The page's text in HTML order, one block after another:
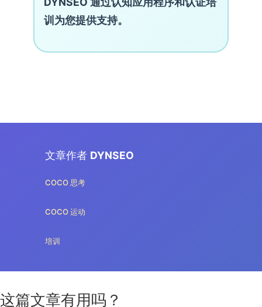
训为您提供支持。
文章作者 DYNSEO
COCO 思考
COCO 运动
培训
这篇文章有用吗？